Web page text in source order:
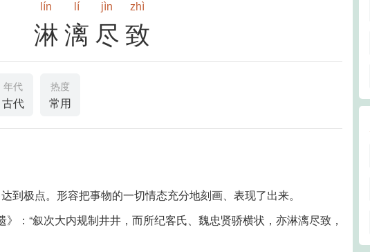
lín lí jìn zhì
淋漓尽致
年代
古代
热度
常用
到极点。形容把事物的一切情态充分地刻画、表现了出来。
：“叙次大内规制井井，而所纪客氏、魏忠贤骄横状，亦淋漓尽致，